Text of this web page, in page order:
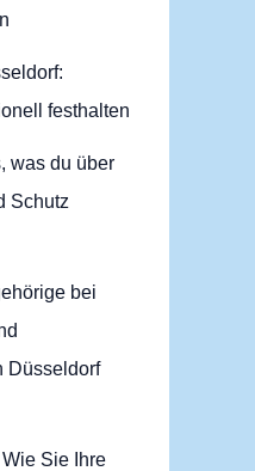
festhalten
was du über
Schutz
bei
Düsseldorf
Sie Ihre